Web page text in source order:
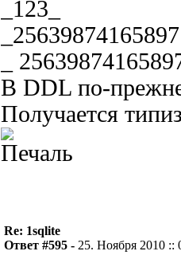
_123_
_
В DDL по-
Получается
Re: 1sqlite
Ответ #595 - 25. Ноября 2010 ::